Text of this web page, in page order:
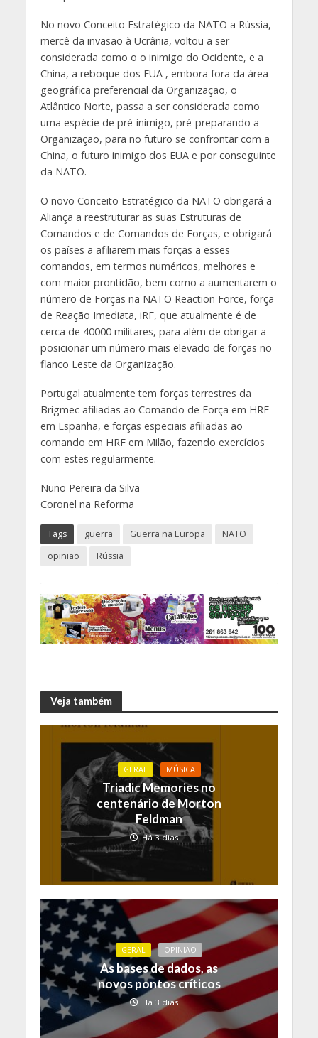
No novo Conceito Estratégico da NATO a Rússia,
mercê da invasão à Ucrânia, voltou a ser
considerada como o o inimigo do Ocidente, e a
China, a reboque dos EUA , embora fora da área
geográfica preferencial da Organização, o
Atlântico Norte, passa a ser considerada como
uma espécie de pré-inimigo, pré-preparando a
Organização, para no futuro se confrontar com a
China, o futuro inimigo dos EUA e por conseguinte
da NATO.
O novo Conceito Estratégico da NATO obrigará a
Aliança a reestruturar as suas Estruturas de
Comandos e de Comandos de Forças, e obrigará
os países a afiliarem mais forças a esses
comandos, em termos numéricos, melhores e
com maior prontidão, bem como a aumentarem o
número de Forças na NATO Reaction Force, força
de Reação Imediata, iRF, que atualmente é de
cerca de 40000 militares, para além de obrigar a
posicionar um número mais elevado de forças no
flanco Leste da Organização.
Portugal atualmente tem forças terrestres da
Brigmec afiliadas ao Comando de Força em HRF
em Espanha, e forças especiais afiliadas ao
comando em HRF em Milão, fazendo exercícios
com estes regularmente.
Nuno Pereira da Silva
Coronel na Reforma
Tags guerra Guerra na Europa
NATO
opinião
Rússia
Veja também
GERAL MÚSICA
Triadic Memories no
centenário de Morton
Feldman
Há 3 dias
GERAL OPINIÃO
As bases de dados, as
novos pontos críticos
Há 3 dias